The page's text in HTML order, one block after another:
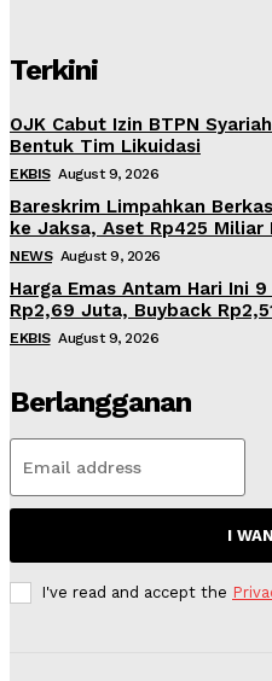
Terkini
OJK Cabut Izin BTPN
Bentuk Tim Likuidasi
EKBIS August 9, 2026
Bareskrim Limpahkan
ke Jaksa, Aset Rp425 Miliar
NEWS August 9, 2026
Harga Emas Antam Hari Ini
Rp2,69 Juta, Buyback
EKBIS August 9, 2026
Berlangganan
I
I've read and accept the